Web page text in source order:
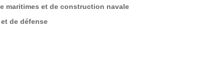
maritimes et de construction navale
de défense